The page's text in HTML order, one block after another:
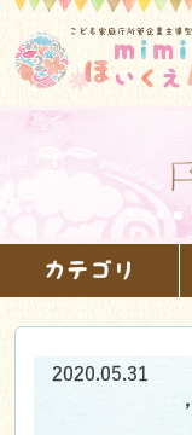
カテゴリ
2020.05.31
,